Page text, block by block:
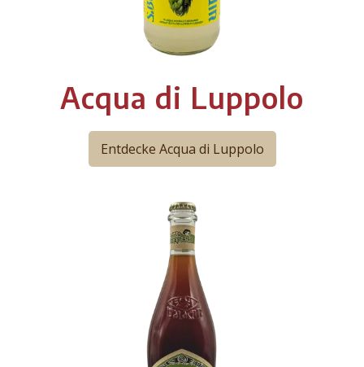
Acqua di Luppolo
Entdecke Acqua di Luppolo